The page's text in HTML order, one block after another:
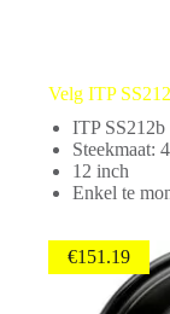
Velg ITP
ITP SS212b
Steekmaat:
12 inch
Enkel te
€151.19